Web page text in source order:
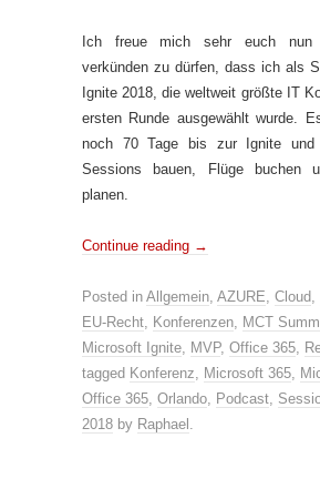
Ich freue mich sehr euch nun
verkünden zu dürfen, dass ich als
Ignite 2018, die weltweit größte IT
ersten Runde ausgewählt wurde.
noch 70 Tage bis zur Ignite
Sessions bauen, Flüge buchen
planen.
Continue reading →
Posted in Allgemein, AZURE, Cloud,
EU-Recht, Konferenzen, MCT
Microsoft Ignite, MVP, Office 365,
tagged Konferenz, Microsoft 365,
Office 365, Orlando, Podcast,
2018 by Raphael .